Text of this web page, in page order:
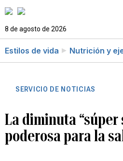
8 de agosto de 2026
Estilos de vida Nutrición y
SERVICIO DE NOTICIAS
La diminuta “súper
poderosa para la